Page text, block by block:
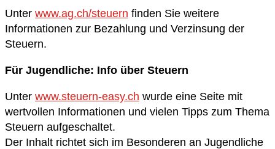
Unter www.ag.ch/steuern finden Sie weitere
Informationen zur Bezahlung und Verzinsung der
Steuern.
Für Jugendliche: Info über Steuern
Unter www.steuern-easy.ch wurde eine Seite mit
wertvollen Informationen und vielen Tipps zum Thema
Steuern aufgeschaltet.
Der Inhalt richtet sich im Besonderen an Jugendliche